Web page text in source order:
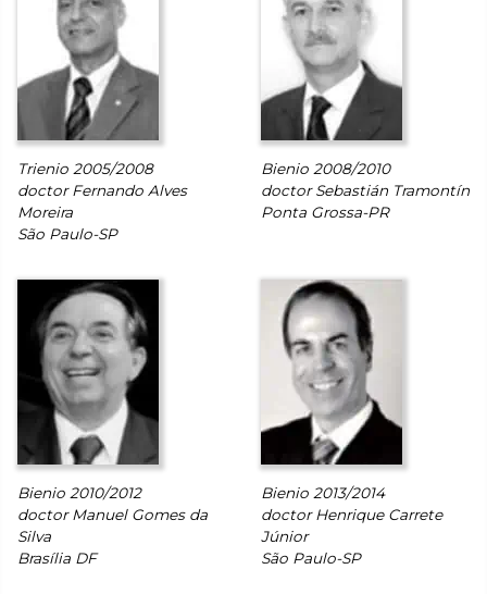
Trienio 2005/2008
doctor Fernando Alves
Moreira
São Paulo-SP
Bienio 2008/2010
doctor Sebastián Tramontín
Ponta Grossa-PR
Bienio 2010/2012
doctor Manuel Gomes da
Silva
Brasília DF
Bienio 2013/2014
doctor Henrique Carrete
Júnior
São Paulo-SP